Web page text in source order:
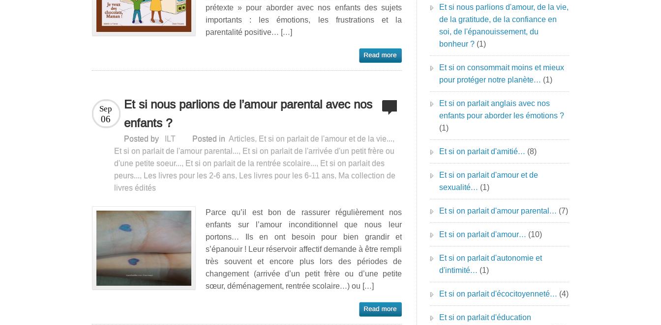
prétexte » pour aborder avec nos enfants des sujets
importants : les émotions, les frustrations et la
parentalité positive… […]
Et si nous parlions de l’amour parental avec nos
enfants ?
Sep
06
Posted by ILT Posted in Articles, Et si on parlait de l'amour et de la vie...,
Et si on parlait de l'amour parental..., Et si on parlait de l'arrivée d'un petit frère ou
d'une petite soeur..., Et si on parlait de la rentrée scolaire..., Et si on parlait des
peurs..., Les livres pour les 2-6 ans, Les livres pour les 6-11 ans, Ma collection de
livres édités
Parce qu’il est bon de rassurer régulièrement nos
enfants sur l’amour inconditionnel que nous leur
portons… Ils en ont besoin pour bien grandir et
s’épanouir ! Leur réservoir affectif demande à être rempli
très souvent et encore plus lors des périodes de
changement (arrivée d’un petit frère ou d’une petite
sœur, déménagement, rentrée scolaire…) ou […]
Et si nous parlions d'amour, de la vie,
de la gratitude, de la confiance en
soi, de l'épanouissement, du
bonheur ?(1)
Et si on consommait moins et mieux
pour protéger notre planète… (1)
Et si on parlait anglais avec nos
enfants pour aborder les émotions ?
(1)
Et si on parlait d'amitié… (8)
Et si on parlait d'amour et de
sexualité… (1)
Et si on parlait d'amour parental… (7)
Et si on parlait d'amour… (10)
Et si on parlait d'autonomie et
d'intimité… (1)
Et si on parlait d'écocitoyenneté… (4)
Et si on parlait d'éducation